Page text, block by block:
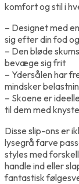
komfort og stil i
– Designet med
sig efter din fod
– Den bløde
bevæge sig frit
– Ydersålen har
mindsker
– Skoene er
til dem med
Disse slip-ons er
lysegrå farve
styles med
handle ind eller
fantastisk